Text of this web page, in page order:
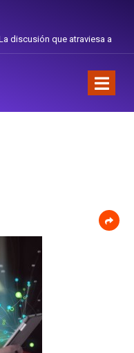
que atraviesa a
Gabriela